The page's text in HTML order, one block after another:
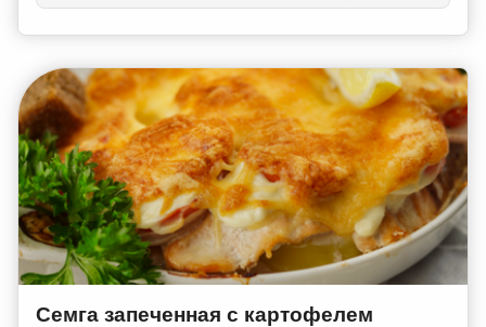
Семга запеченная с картофелем